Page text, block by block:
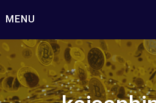
naar
inhoud
MENU